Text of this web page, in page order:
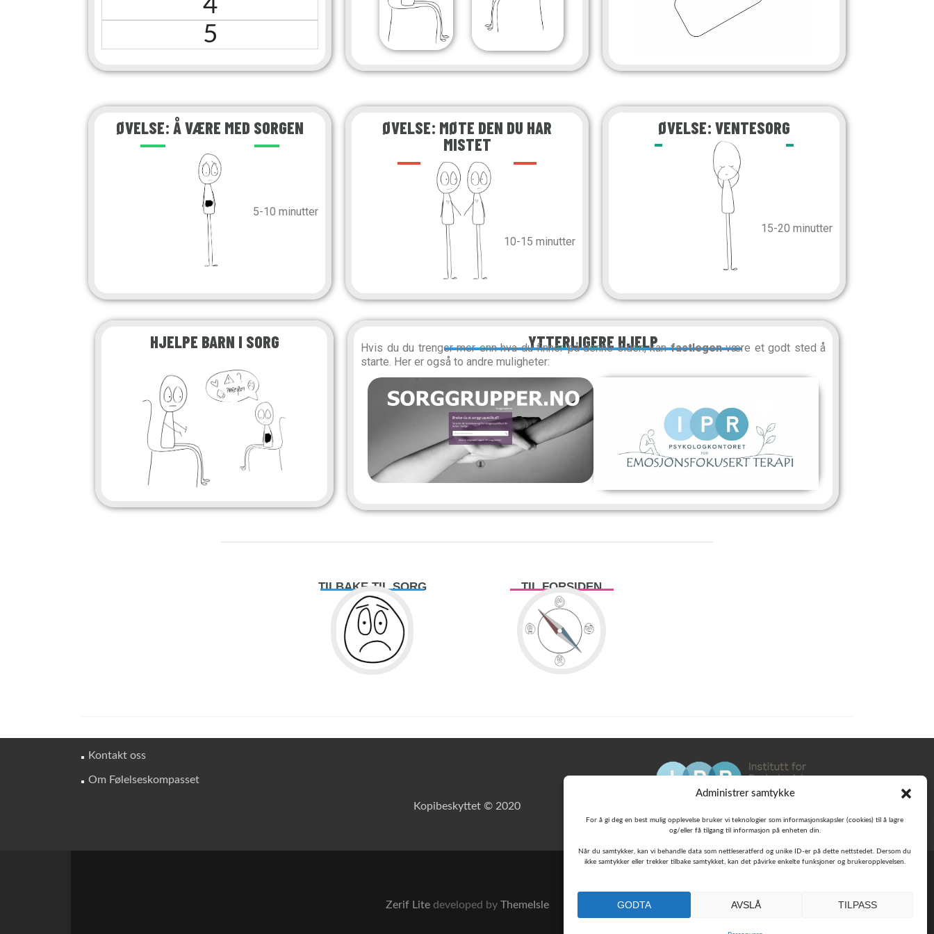
Administrer samtykke
For å gi deg en best mulig opplevelse bruker vi teknologier som informasjonskapsler (cookies) til å lagre
og/eller få tilgang til informasjon på enheten din.
Når du samtykker, kan vi behandle data som nettleseratferd og unike ID-er på dette nettstedet. Dersom du
ikke samtykker eller trekker tilbake samtykket, kan det påvirke enkelte funksjoner og brukeropplevelsen.
GODTA AVSLÅ TILPASS
5
ØVELSE: Å VÆRE MED SORGEN
5-10 minutter
ØVELSE: MØTE DEN DU HAR
MISTET
10-15 minutter
ØVELSE: VENTESORG
15-20 minutter
HJELPE BARN I SORG YTTERLIGERE HJELP
Hvis du du trenger mer enn hva du finner på denne siden, kanfastlegenvære et godt sted å
starte. Her er også to andre muligheter:
TILBAKE TIL SORG TIL FORSIDEN
Kontakt oss
Om Følelseskompasset
Kopibeskyttet © 2020
Zerif Lite developed by ThemeIsle
enda bedre. Har du 3 minutter til å dele
Ja, jeg vil bidra
NEI TAKK